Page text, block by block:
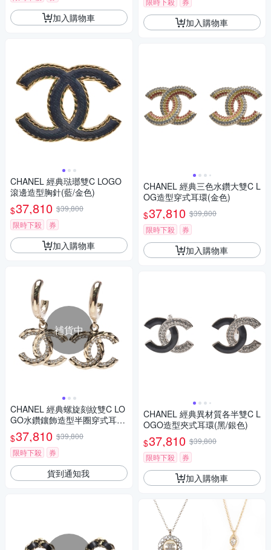
加入購物車
CHANEL 經典琺瑯雙C LOGO
滾邊造型胸針(藍/金色)
$37,810 $39,800
限時下殺
券
加入購物車
補貨中
CHANEL 經典螺旋刻紋雙C LO
GO水鑽鑲飾造型半圈穿式耳環
(金色)
$37,810 $39,800
限時下殺
券
貨到通知我
加入購物車
CHANEL 經典三色水鑽大雙C L
OG造型穿式耳環(金色)
$37,810 $39,800
限時下殺
券
加入購物車
CHANEL 經典異材質各半雙C L
OGO造型夾式耳環(黑/銀色)
$37,810 $39,800
限時下殺
券
加入購物車